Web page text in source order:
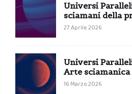
Universi
sciamani della
27 Aprile 2026
Universi
Arte
16 Marzo 2026